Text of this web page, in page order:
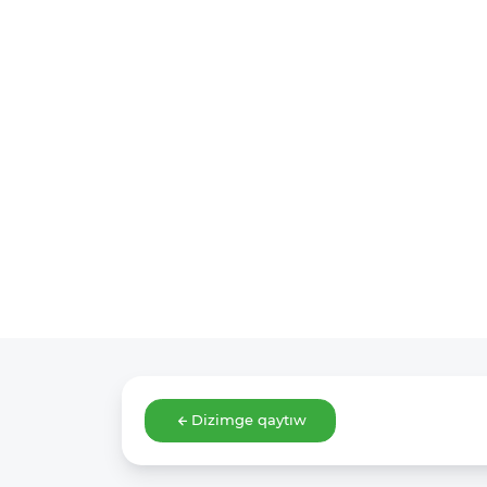
Dizimge qaytıw